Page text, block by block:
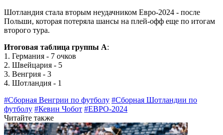
Шотландия стала вторым неудачником Евро-2024 - после
Польши, которая потеряла шансы на плей-офф еще по итогам
второго тура.
Итоговая таблица группы А:
1. Германия - 7 очков
2. Швейцария - 5
3. Венгрия - 3
4. Шотландия - 1
#Сборная Венгрии по футболу #Сборная Шотландии по
футболу #Кевин Чобот #ЕВРО-2024
Читайте также